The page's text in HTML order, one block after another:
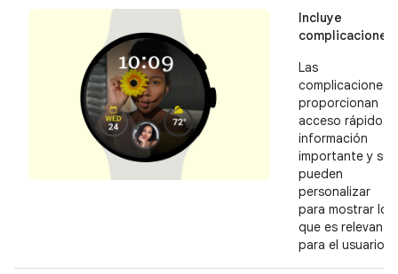
Incluye
complicaciones
Las
complicaciones
proporcionan
acceso rápido a
información
importante y se
pueden
personalizar
para mostrar lo
que es relevante
para el usuario.